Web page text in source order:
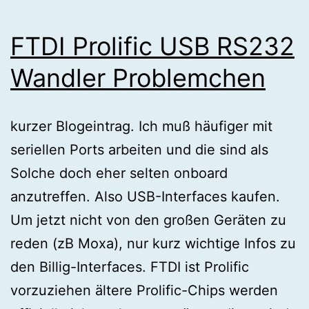
FTDI Prolific USB RS232
Wandler Problemchen
kurzer Blogeintrag. Ich muß häufiger mit
seriellen Ports arbeiten und die sind als
Solche doch eher selten onboard
anzutreffen. Also USB-Interfaces kaufen.
Um jetzt nicht von den großen Geräten zu
reden (zB Moxa), nur kurz wichtige Infos zu
den Billig-Interfaces. FTDI ist Prolific
vorzuziehen ältere Prolific-Chips werden